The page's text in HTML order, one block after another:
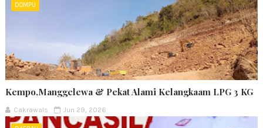
DOMPU
Kempo,Manggelewa & Pekat Alami Kelangkaam LPG 3 KG
Cakrawals Jun 29, 2026